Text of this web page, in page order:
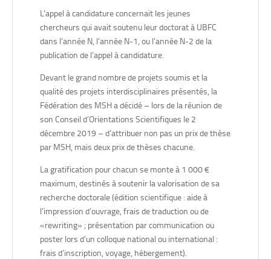
Résilience et mutations d’une production artisanale
Mots clés : archéologie, haut Moyen Âge, typo-chronologie,
archéométrie, verre
Laboratoire : Chrono-environnement, UMR 6249.
L’appel à candidature concernait les jeunes
chercheurs qui avait soutenu leur doctorat à UBFC
dans l’année N, l’année N-1, ou l’année N-2 de la
publication de l’appel à candidature.
Devant le grand nombre de projets soumis et la
qualité des projets interdisciplinaires présentés, la
Fédération des MSH a décidé – lors de la réunion de
son Conseil d’Orientations Scientifiques le 2
décembre 2019 – d’attribuer non pas un prix de thèse
par MSH, mais deux prix de thèses chacune.
La gratification pour chacun se monte à 1 000 €
maximum, destinés à soutenir la valorisation de sa
recherche doctorale (édition scientifique : aide à
l’impression d’ouvrage, frais de traduction ou de
«rewriting» ; présentation par communication ou
poster lors d’un colloque national ou international :
frais d’inscription, voyage, hébergement).